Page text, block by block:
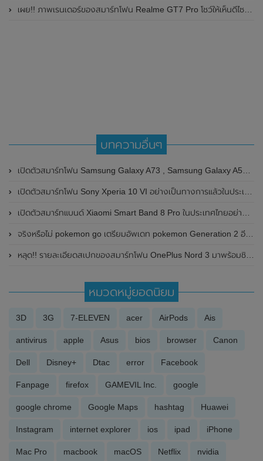
เผย!! ภาพเรนเดอร์ของสมาร์ทโฟน Realme GT7 Pro โชว์ให้เห็นดีไซน์ใหม่ พร้อมเผยรายละเอียดสเปกที่สำคัญบางส่วน
บทความอื่นๆ
เปิดตัวสมาร์ทโฟน Samsung Galaxy A73 , Samsung Galaxy A53 และ Samsung Galaxy A33 อย่างเป็นทางการแล้ว
เปิดตัวสมาร์ทโฟน Sony Xperia 10 VI อย่างเป็นทางการแล้วในประเทศไทย ในราคา 16,990 บาท
เปิดตัวสมาร์ทแบนด์ Xiaomi Smart Band 8 Pro ในประเทศไทยอย่างเป็นทางการแล้ว ในราคา 2,990 บาท
จริงหรือไม่ pokemon go เตรียมอัพเดท pokemon Generation 2 อีก 11 ตัว พร้อมรายชื่อโปเกมอน
หลุด!! รายละเอียดสเปกของสมาร์ทโฟน OnePlus Nord 3 มาพร้อมชิป MediaTek Dimensity 8100 , หน้าจอขนาดใหญ่ 6.7 นิ้ว และรองรับการชาร์จไวถึง 150W
หมวดหมู่ยอดนิยม
3D 3G 7-ELEVEN acer AirPods Ais
antivirus apple Asus bios browser Canon
Dell Disney+ Dtac error Facebook
Fanpage firefox GAMEVIL Inc. google
google chrome Google Maps hashtag Huawei
Instagram internet explorer ios ipad iPhone
Mac Pro macbook macOS Netflix nvidia